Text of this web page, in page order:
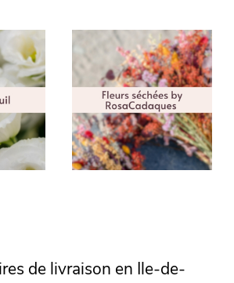
de livraison en Ile-de-